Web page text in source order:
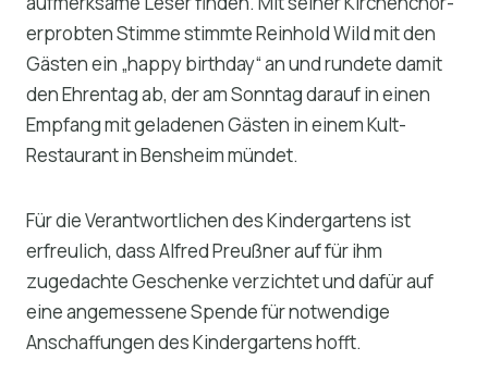
erprobten Stimme stimmte Reinhold Wild mit den
Gästen ein „happy birthday“ an und rundete damit
den Ehrentag ab, der am Sonntag darauf in einen
Empfang mit geladenen Gästen in einem Kult-
Restaurant in Bensheim mündet.
Für die Verantwortlichen des Kindergartens ist
erfreulich, dass Alfred Preußner auf für ihm
zugedachte Geschenke verzichtet und dafür auf
eine angemessene Spende für notwendige
Anschaffungen des Kindergartens hofft.